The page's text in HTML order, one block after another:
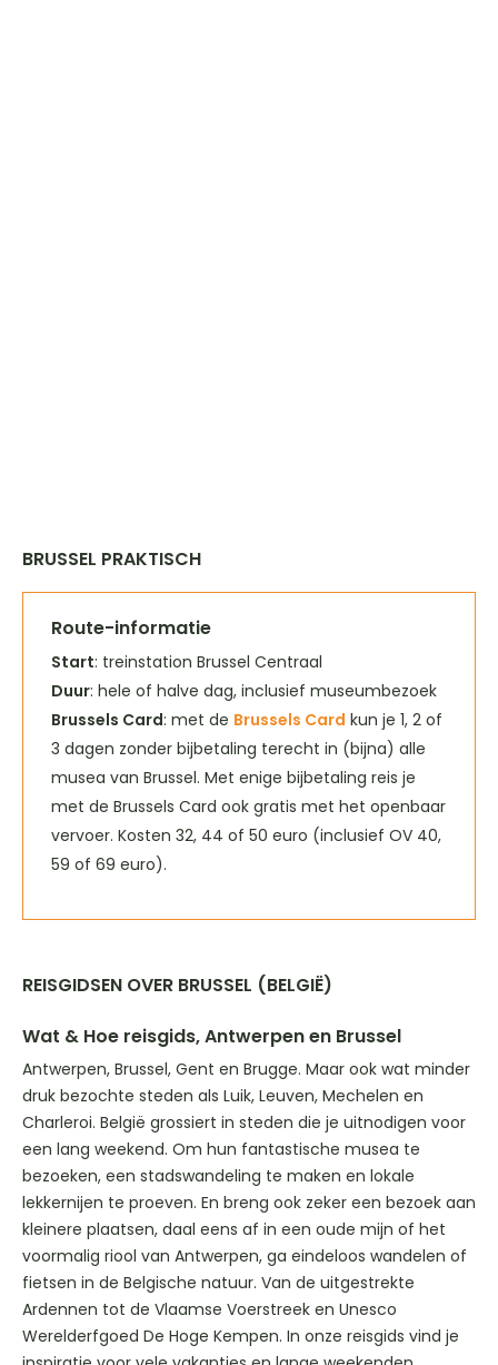
BRUSSEL PRAKTISCH
Route-informatie
Start: treinstation Brussel Centraal
Duur: hele of halve dag, inclusief museumbezoek
Brussels Card: met de Brussels Card kun je 1, 2 of
3 dagen zonder bijbetaling terecht in (bijna) alle
musea van Brussel. Met enige bijbetaling reis je
met de Brussels Card ook gratis met het openbaar
vervoer. Kosten 32, 44 of 50 euro (inclusief OV 40,
59 of 69 euro).
REISGIDSEN OVER BRUSSEL (BELGIË)
Wat & Hoe reisgids, Antwerpen en Brussel
Antwerpen, Brussel, Gent en Brugge. Maar ook wat minder
druk bezochte steden als Luik, Leuven, Mechelen en
Charleroi. België grossiert in steden die je uitnodigen voor
een lang weekend. Om hun fantastische musea te
bezoeken, een stadswandeling te maken en lokale
lekkernijen te proeven. En breng ook zeker een bezoek aan
kleinere plaatsen, daal eens af in een oude mijn of het
voormalig riool van Antwerpen, ga eindeloos wandelen of
fietsen in de Belgische natuur. Van de uitgestrekte
Ardennen tot de Vlaamse Voerstreek en Unesco
Werelderfgoed De Hoge Kempen. In onze reisgids vind je